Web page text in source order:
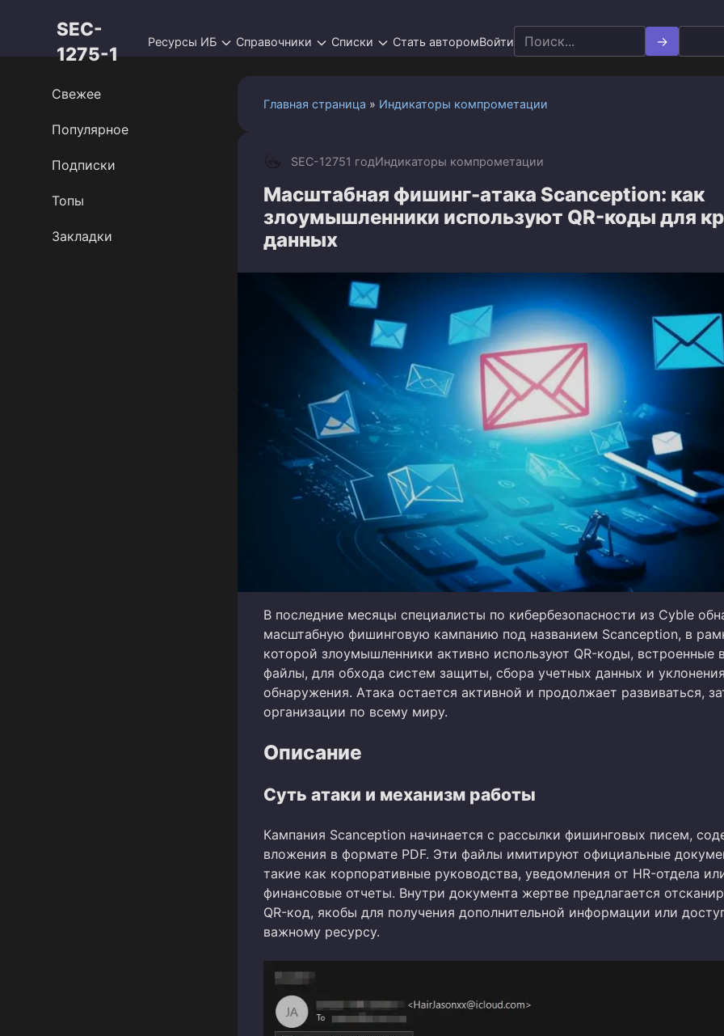
SEC-
1275-1
Ресурсы ИБ Справочники Списки Стать авторомВойти Search
for:
Главная страница » Индикаторы компрометации
SEC-12751 годИндикаторы компрометации
Масштабная фишинг-атака Scanception: как
злоумышленники используют QR-коды для
данных
В последние месяцы специалисты по кибербезопасности из Cyble
масштабную фишинговую кампанию под названием Scanception, в
которой злоумышленники активно используют QR-коды, встроенные
файлы, для обхода систем защиты, сбора учетных данных и
обнаружения. Атака остается активной и продолжает развиваться,
организации по всему миру.
Описание
Суть атаки и механизм работы
Кампания Scanception начинается с рассылки фишинговых писем,
вложения в формате PDF. Эти файлы имитируют официальные
такие как корпоративные руководства, уведомления от HR-отдела
финансовые отчеты. Внутри документа жертве предлагается
QR-код, якобы для получения дополнительной информации или
важному ресурсу.
Свежее
Популярное
Подписки
Топы
Закладки